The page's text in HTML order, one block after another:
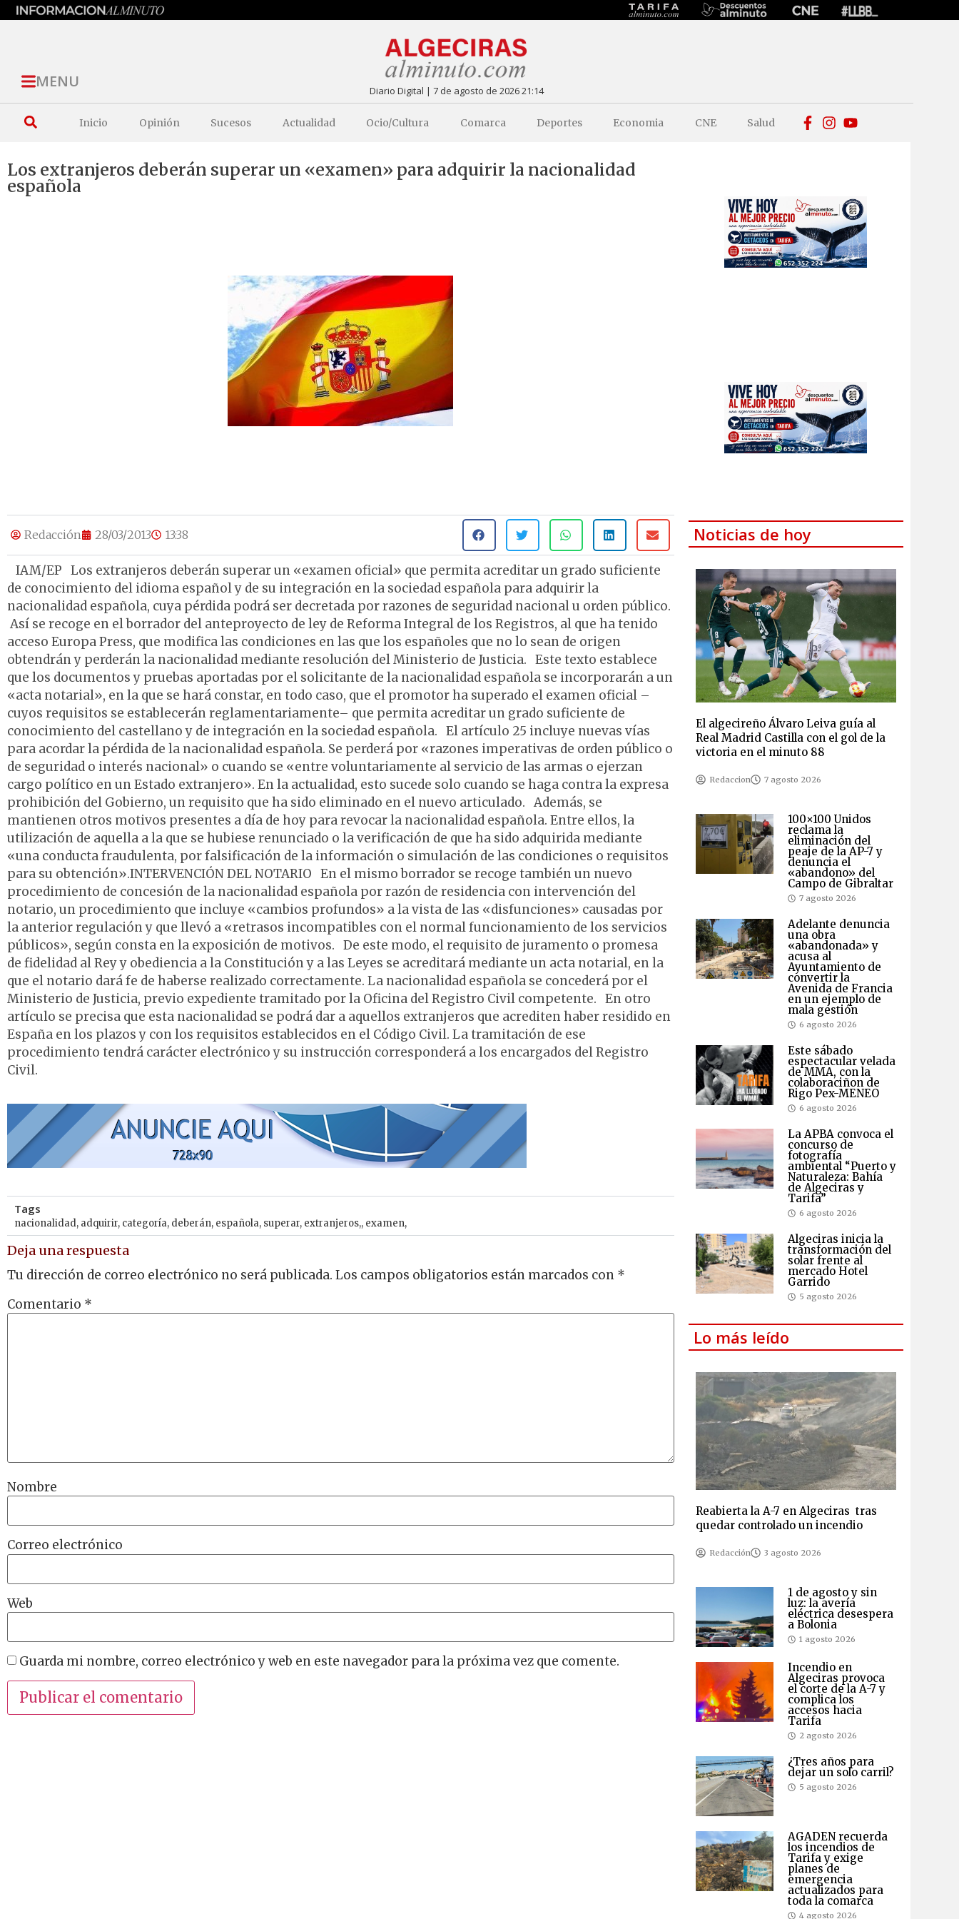
MENU Diario Digital | 7 de agosto de 2026 21:14
Inicio Opinión Sucesos Actualidad Ocio/Cultura Comarca Deportes Economia CNE Salud
Los extranjeros deberán superar un «examen» para adquirir la nacionalidad
española
Redacción 28/03/2013 13:38
IAM/EP Los extranjeros deberán superar un «examen oficial» que permita acreditar un grado suficiente
de conocimiento del idioma español y de su integración en la sociedad española para adquirir la
nacionalidad española, cuya pérdida podrá ser decretada por razones de seguridad nacional u orden público.
Así se recoge en el borrador del anteproyecto de ley de Reforma Integral de los Registros, al que ha tenido
acceso Europa Press, que modifica las condiciones en las que los españoles que no lo sean de origen
obtendrán y perderán la nacionalidad mediante resolución del Ministerio de Justicia. Este texto establece
que los documentos y pruebas aportadas por el solicitante de la nacionalidad española se incorporarán a un
«acta notarial», en la que se hará constar, en todo caso, que el promotor ha superado el examen oficial –
cuyos requisitos se establecerán reglamentariamente– que permita acreditar un grado suficiente de
conocimiento del castellano y de integración en la sociedad española. El artículo 25 incluye nuevas vías
para acordar la pérdida de la nacionalidad española. Se perderá por «razones imperativas de orden público o
de seguridad o interés nacional» o cuando se «entre voluntariamente al servicio de las armas o ejerzan
cargo político en un Estado extranjero». En la actualidad, esto sucede solo cuando se haga contra la expresa
prohibición del Gobierno, un requisito que ha sido eliminado en el nuevo articulado. Además, se
mantienen otros motivos presentes a día de hoy para revocar la nacionalidad española. Entre ellos, la
utilización de aquella a la que se hubiese renunciado o la verificación de que ha sido adquirida mediante
«una conducta fraudulenta, por falsificación de la información o simulación de las condiciones o requisitos
para su obtención».INTERVENCIÓN DEL NOTARIO En el mismo borrador se recoge también un nuevo
procedimiento de concesión de la nacionalidad española por razón de residencia con intervención del
notario, un procedimiento que incluye «cambios profundos» a la vista de las «disfunciones» causadas por
la anterior regulación y que llevó a «retrasos incompatibles con el normal funcionamiento de los servicios
públicos», según consta en la exposición de motivos. De este modo, el requisito de juramento o promesa
de fidelidad al Rey y obediencia a la Constitución y a las Leyes se acreditará mediante un acta notarial, en la
que el notario dará fe de haberse realizado correctamente. La nacionalidad española se concederá por el
Ministerio de Justicia, previo expediente tramitado por la Oficina del Registro Civil competente. En otro
artículo se precisa que esta nacionalidad se podrá dar a aquellos extranjeros que acrediten haber residido en
España en los plazos y con los requisitos establecidos en el Código Civil. La tramitación de ese
procedimiento tendrá carácter electrónico y su instrucción corresponderá a los encargados del Registro
Civil.
Tags
nacionalidad, adquirir, categoría, deberán, española, superar, extranjeros,, examen,
Deja una respuesta
Tu dirección de correo electrónico no será publicada. Los campos obligatorios están marcados con *
Comentario *
Nombre
Correo electrónico
Web
Guarda mi nombre, correo electrónico y web en este navegador para la próxima vez que comente.
Noticias de hoy
El algecireño Álvaro Leiva guía al
Real Madrid Castilla con el gol de la
victoria en el minuto 88
Redaccion 7 agosto 2026
100×100 Unidos
reclama la
eliminación del
peaje de la AP-7 y
denuncia el
«abandono» del
Campo de Gibraltar
7 agosto 2026
Adelante denuncia
una obra
«abandonada» y
acusa al
Ayuntamiento de
convertir la
Avenida de Francia
en un ejemplo de
mala gestión
6 agosto 2026
Este sábado
espectacular velada
de MMA, con la
colaboraciñon de
Rigo Pex-MENEO
6 agosto 2026
La APBA convoca el
concurso de
fotografía
ambiental “Puerto y
Naturaleza: Bahía
de Algeciras y
Tarifa”
6 agosto 2026
Algeciras inicia la
transformación del
solar frente al
mercado Hotel
Garrido
5 agosto 2026
Lo más leído
Reabierta la A-7 en Algeciras tras
quedar controlado un incendio
Redacción 3 agosto 2026
1 de agosto y sin
luz: la avería
eléctrica desespera
a Bolonia
1 agosto 2026
Incendio en
Algeciras provoca
el corte de la A-7 y
complica los
accesos hacia
Tarifa
2 agosto 2026
¿Tres años para
dejar un solo carril?
5 agosto 2026
AGADEN recuerda
los incendios de
Tarifa y exige
planes de
emergencia
actualizados para
toda la comarca
4 agosto 2026